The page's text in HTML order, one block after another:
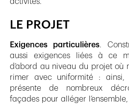
LE PROJET
Exigences particulières.
aussi exigences liées à ce
d’abord au niveau du projet où
rimer avec uniformité : ainsi,
présente de nombreux
façades pour alléger